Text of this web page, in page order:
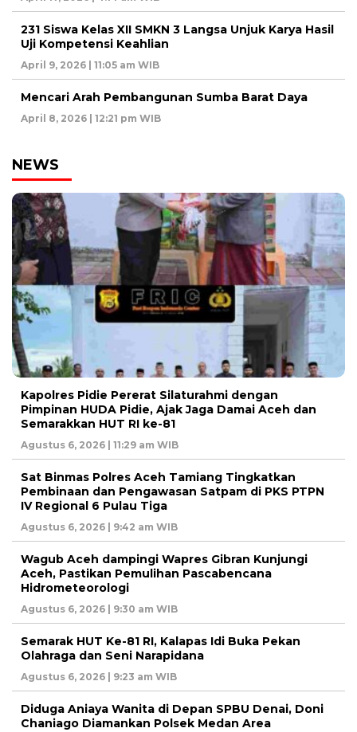
231 Siswa Kelas XII SMKN 3 Langsa Unjuk Karya Hasil
Uji Kompetensi Keahlian
April 9, 2026 | 11:05 am WIB
Mencari Arah Pembangunan Sumba Barat Daya
April 8, 2026 | 12:21 pm WIB
NEWS
Kapolres Pidie Pererat Silaturahmi dengan
Pimpinan HUDA Pidie, Ajak Jaga Damai Aceh dan
Semarakkan HUT RI ke-81
Agustus 6, 2026 | 11:29 am WIB
Sat Binmas Polres Aceh Tamiang Tingkatkan
Pembinaan dan Pengawasan Satpam di PKS PTPN
IV Regional 6 Pulau Tiga
Agustus 6, 2026 | 9:42 am WIB
Wagub Aceh dampingi Wapres Gibran Kunjungi
Aceh, Pastikan Pemulihan Pascabencana
Hidrometeorologi
Agustus 6, 2026 | 9:30 am WIB
Semarak HUT Ke-81 RI, Kalapas Idi Buka Pekan
Olahraga dan Seni Narapidana
Agustus 6, 2026 | 9:23 am WIB
Diduga Aniaya Wanita di Depan SPBU Denai, Doni
Chaniago Diamankan Polsek Medan Area